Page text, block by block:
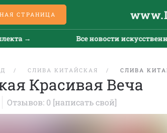
СТРАНИЦА
→ Все новости искусственного
СЛИВА КИТАЙСКАЯ СЛИВА
Красивая Веча
Отзывов: 0 [написать свой]